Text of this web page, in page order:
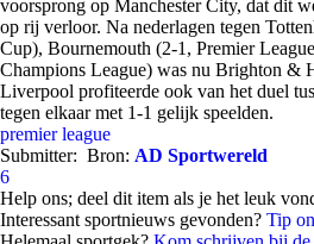
voorsprong op Manchester City, dat dit
op rij verloor. Na nederlagen tegen
Cup), Bournemouth (2-1, Premier
Champions League) was nu Brighton &
Liverpool profiteerde ook van het duel
tegen elkaar met 1-1 gelijk speelden.
premier league
Submitter: Bron: AD Sportwereld
6
Help ons; deel dit item als je het leuk
Interessant sportnieuws gevonden? Tip